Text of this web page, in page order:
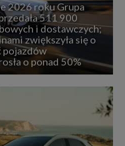
2026 roku Grupa
511 900
i dostawczych;
zwiększyła się o
pojazdów
o ponad 50%